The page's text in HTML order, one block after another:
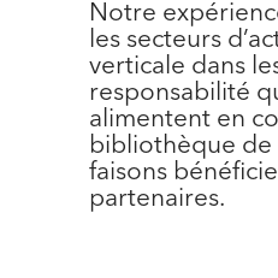
Notre
les secteurs
verticale dans
responsabilité
alimentent en
bibliothèque de
faisons
partenaires.